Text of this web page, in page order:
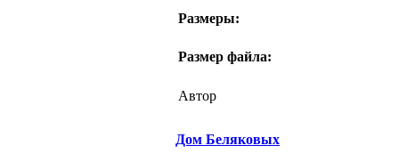
Размеры:
Размер файла:
Автор
Дом Беляковых